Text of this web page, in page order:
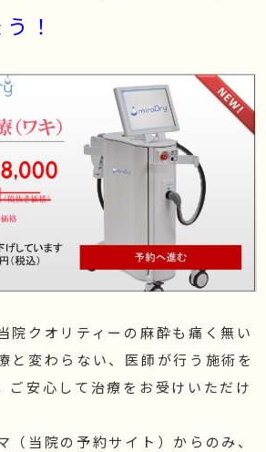
！
院クオリティーの麻酔も痛く無い
と変わらない、医師が行う施術を
ご安心して治療をお受けいただけ
（当院の予約サイト）からのみ、